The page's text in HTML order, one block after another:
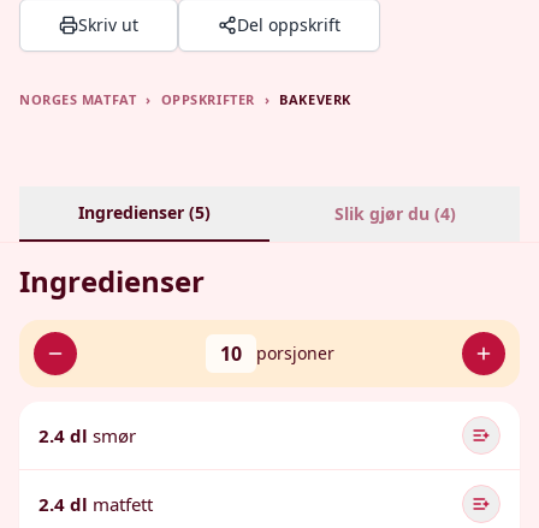
Skriv ut Del oppskrift
NORGES MATFAT › OPPSKRIFTER › BAKEVERK
Ingredienser (5) Slik gjør du (4)
Ingredienser
10 porsjoner
2.4 dl smør
2.4 dl matfett